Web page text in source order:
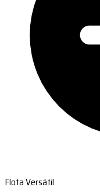
Flota Versátil